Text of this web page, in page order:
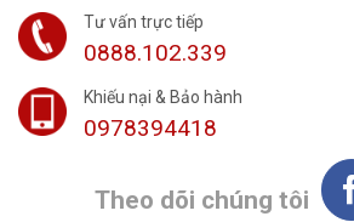
Tư vấn trực tiếp
0888.102.339
Khiếu nại & Bảo hành
0978394418
Theo dõi chúng tôi